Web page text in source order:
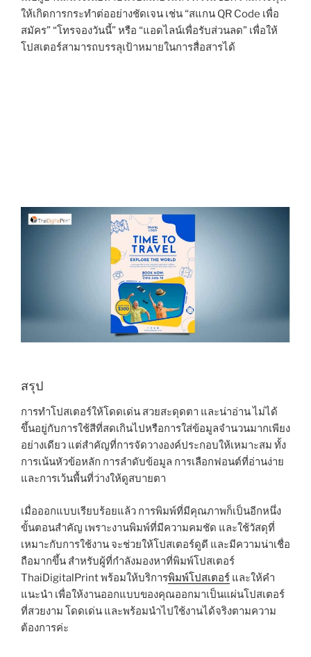
ให้เกิดการกระทำต่ออย่างชัดเจน เช่น “สแกน QR Code เพื่อ
สมัคร” “โทรจองวันนี้” หรือ “แอดไลน์เพื่อรับส่วนลด” เพื่อให้
โปสเตอร์สามารถบรรลุเป้าหมายในการสื่อสารได้
สรุป
การทำโปสเตอร์ให้โดดเด่น สวยสะดุดตา และน่าอ่าน ไม่ได้
ขึ้นอยู่กับการใช้สีที่สดเกินไปหรือการใส่ข้อมูลจำนวนมากเพียง
อย่างเดียว แต่สำคัญที่การจัดวางองค์ประกอบให้เหมาะสม ทั้ง
การเน้นหัวข้อหลัก การลำดับข้อมูล การเลือกฟอนต์ที่อ่านง่าย
และการเว้นพื้นที่ว่างให้ดูสบายตา
เมื่อออกแบบเรียบร้อยแล้ว การพิมพ์ที่มีคุณภาพก็เป็นอีกหนึ่ง
ขั้นตอนสำคัญ เพราะงานพิมพ์ที่มีความคมชัด และใช้วัสดุที่
เหมาะกับการใช้งาน จะช่วยให้โปสเตอร์ดูดี และมีความน่าเชื่อ
ถือมากขึ้น สำหรับผู้ที่กำลังมองหาที่พิมพ์โปสเตอร์
ThaiDigitalPrint พร้อมให้บริการพิมพ์โปสเตอร์ และให้คำ
แนะนำ เพื่อให้งานออกแบบของคุณออกมาเป็นแผ่นโปสเตอร์
ที่สวยงาม โดดเด่น และพร้อมนำไปใช้งานได้จริงตามความ
ต้องการค่ะ